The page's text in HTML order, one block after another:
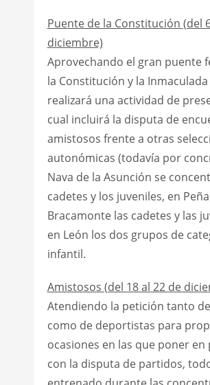
Puente de la Constitución (del
diciembre)
Aprovechando el gran puente
la Constitución y la Inmaculada
realizará una actividad de
cual incluirá la disputa de
amistosos frente a otras
autonómicas (todavía por
Nava de la Asunción se
cadetes y los juveniles, en
Bracamonte las cadetes y las
en León los dos grupos de
infantil.
Amistosos (del 18 al 22 de
Atendiendo la petición tanto
como de deportistas para
ocasiones en las que poner en
con la disputa de partidos,